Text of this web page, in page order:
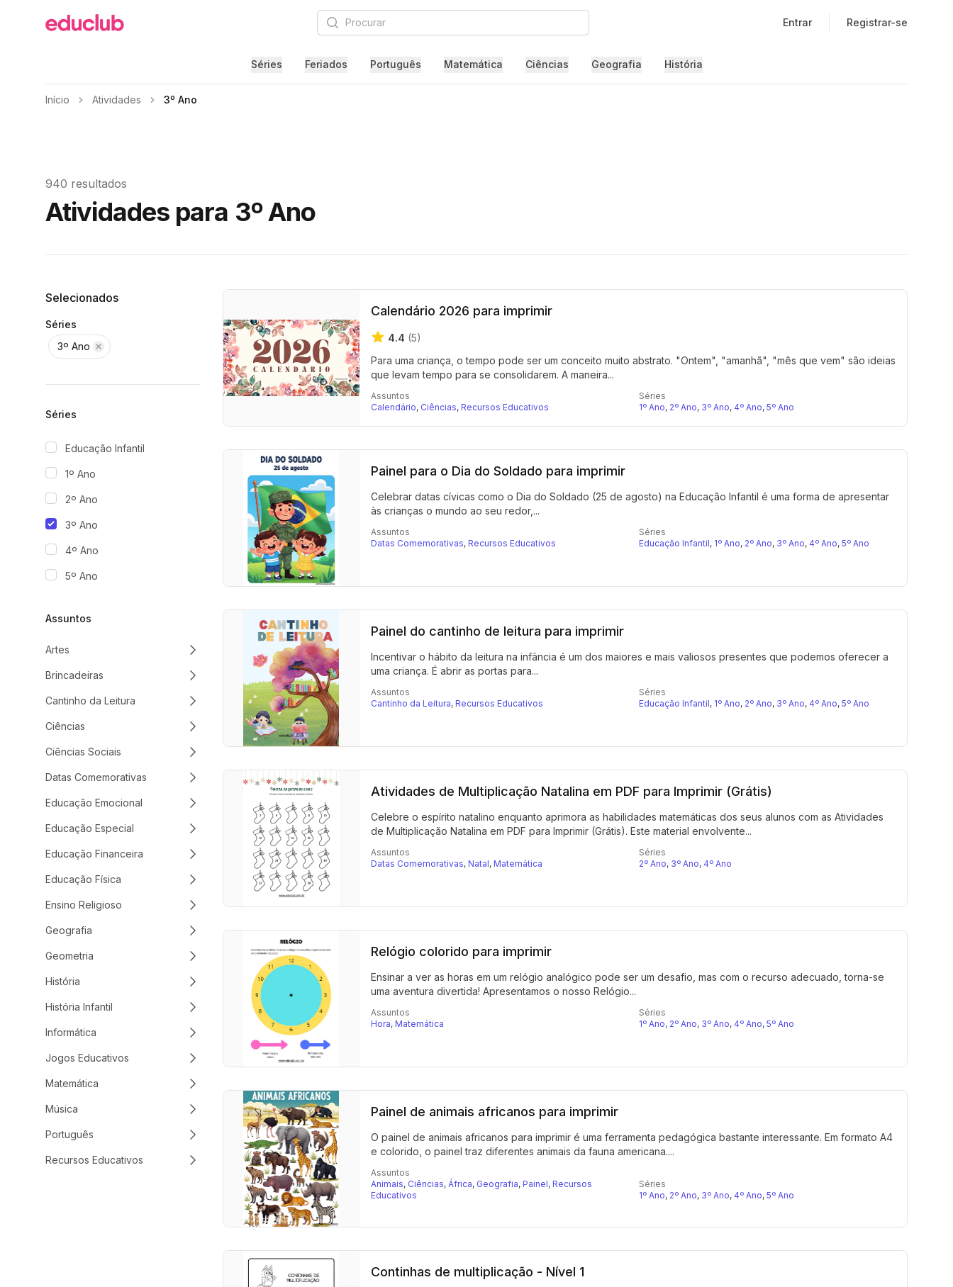
Educlub Procurar Entrar Registrar-se
Séries Feriados Português Matemática Ciências Geografia História
Início Atividades 3º Ano
940 resultados
Atividades para 3º Ano
Filtros
Selecionados
Séries
3º Ano
Séries
Educação Infantil
1º Ano
2º Ano
3º Ano
4º Ano
5º Ano
Assuntos
Artes
Brincadeiras
Cantinho da Leitura
Ciências
Ciências Sociais
Datas Comemorativas
Educação Emocional
Educação Especial
Educação Financeira
Educação Física
Ensino Religioso
Geografia
Geometria
História
História Infantil
Informática
Jogos Educativos
Matemática
Música
Português
Recursos Educativos
Calendário 2026 para imprimir
4.4 (5)
Para uma criança, o tempo pode ser um conceito muito abstrato. "Ontem", "amanhã", "mês que vem" são ideias
que levam tempo para se consolidarem. A maneira...
Assuntos
Calendário, Ciências, Recursos Educativos
Séries
1º Ano, 2º Ano, 3º Ano, 4º Ano, 5º Ano
Painel para o Dia do Soldado para imprimir
Celebrar datas cívicas como o Dia do Soldado (25 de agosto) na Educação Infantil é uma forma de apresentar
às crianças o mundo ao seu redor,...
Assuntos
Datas Comemorativas, Recursos Educativos
Séries
Educação Infantil, 1º Ano, 2º Ano, 3º Ano, 4º Ano, 5º Ano
Painel do cantinho de leitura para imprimir
Incentivar o hábito da leitura na infância é um dos maiores e mais valiosos presentes que podemos oferecer a
uma criança. É abrir as portas para...
Assuntos
Cantinho da Leitura, Recursos Educativos
Séries
Educação Infantil, 1º Ano, 2º Ano, 3º Ano, 4º Ano, 5º Ano
Atividades de Multiplicação Natalina em PDF para Imprimir (Grátis)
Celebre o espírito natalino enquanto aprimora as habilidades matemáticas dos seus alunos com as Atividades
de Multiplicação Natalina em PDF para Imprimir (Grátis). Este material envolvente...
Assuntos
Datas Comemorativas, Natal, Matemática
Séries
2º Ano, 3º Ano, 4º Ano
Relógio colorido para imprimir
Ensinar a ver as horas em um relógio analógico pode ser um desafio, mas com o recurso adecuado, torna-se
uma aventura divertida! Apresentamos o nosso Relógio...
Assuntos
Hora, Matemática
Séries
1º Ano, 2º Ano, 3º Ano, 4º Ano, 5º Ano
Painel de animais africanos para imprimir
O painel de animais africanos para imprimir é uma ferramenta pedagógica bastante interessante. Em formato A4
e colorido, o painel traz diferentes animais da fauna americana....
Assuntos
Animais, Ciências, África, Geografia, Painel, Recursos
Educativos
Séries
1º Ano, 2º Ano, 3º Ano, 4º Ano, 5º Ano
Continhas de multiplicação - Nível 1